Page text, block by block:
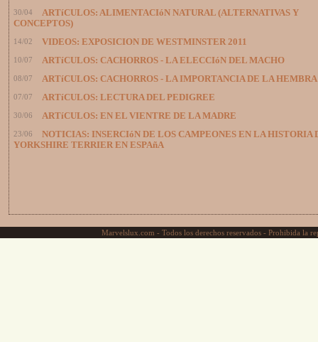
30/04
ARTíCULOS: ALIMENTACIóN NATURAL (ALTERNATIVAS Y
CONCEPTOS)
14/02 VIDEOS: EXPOSICION DE WESTMINSTER 2011
10/07 ARTíCULOS: CACHORROS - LA ELECCIóN DEL MACHO
08/07 ARTíCULOS: CACHORROS - LA IMPORTANCIA DE LA HEMBRA
07/07 ARTíCULOS: LECTURA DEL PEDIGREE
30/06 ARTíCULOS: EN EL VIENTRE DE LA MADRE
23/06
NOTICIAS: INSERCIóN DE LOS CAMPEONES EN LA HISTORIA
YORKSHIRE TERRIER EN ESPAñA
Marvelslux.com - Todos los derechos reservados - Prohibida la